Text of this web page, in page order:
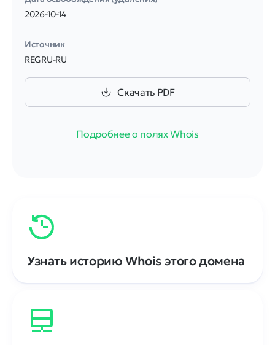
2026-10-14
Источник
REGRU-RU
Скачать PDF
Подробнее о полях Whois
Узнать историю Whois этого домена